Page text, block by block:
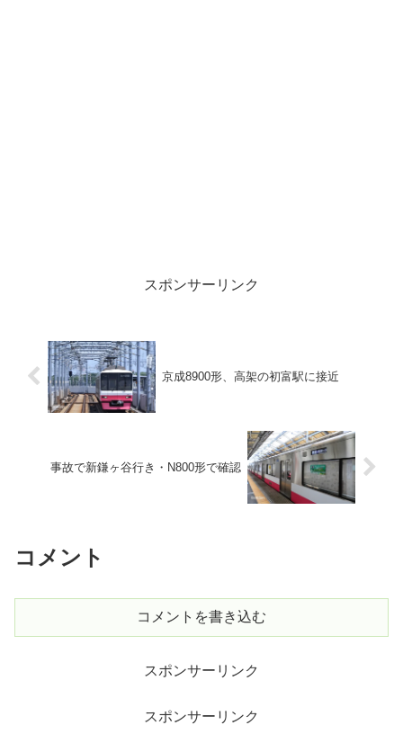
スポンサーリンク
京成8900形、高架の初富駅に接近
事故で新鎌ヶ谷行き・N800形で確認
コメント
コメントを書き込む
スポンサーリンク
スポンサーリンク